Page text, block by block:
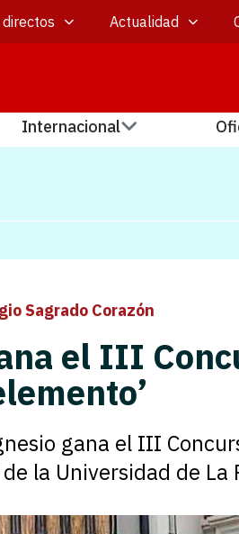
Actualidad
Internacional
Sagrado Corazón
el III
gana el III
la Universidad de La